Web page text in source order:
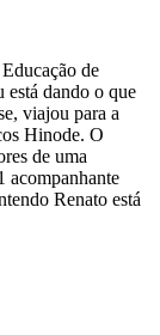
de
está dando o que
viajou para a
Hinode. O
de uma
acompanhante
Renato está